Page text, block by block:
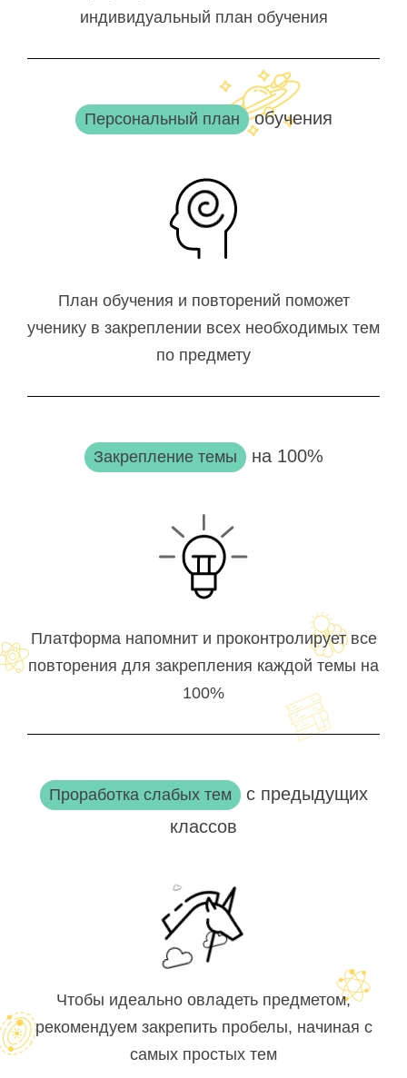
индивидуальный план обучения
Персональный план обучения
План обучения и повторений поможет
ученику в закреплении всех необходимых тем
по предмету
Закрепление темы на 100%
Платформа напомнит и проконтролирует все
повторения для закрепления каждой темы на
100%
Проработка слабых тем с предыдущих
классов
Чтобы идеально овладеть предметом,
рекомендуем закрепить пробелы, начиная с
самых простых тем